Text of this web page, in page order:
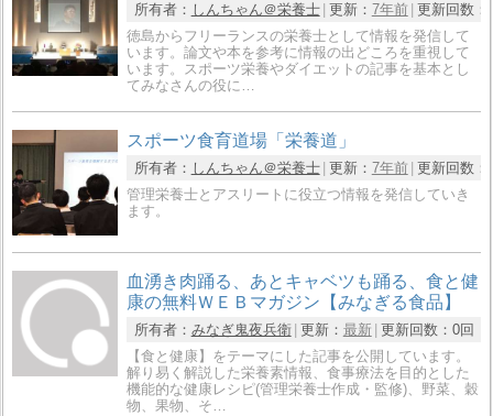
所有者： しんちゃん＠栄養士 更新： 7年前 更新回数：
徳島からフリーランスの栄養士として情報を発信して
います。論文や本を参考に情報の出どころを重視して
います。スポーツ栄養やダイエットの記事を基本とし
てみなさんの役に…
スポーツ食育道場「栄養道」
所有者： しんちゃん＠栄養士 更新： 7年前 更新回数：
管理栄養士とアスリートに役立つ情報を発信していき
ます。
血湧き肉踊る、あとキャベツも踊る、食と健
康の無料ＷＥＢマガジン【みなぎる食品】
所有者： みなぎ鬼夜兵衛 更新： 最新 更新回数： 0回
【食と健康】をテーマにした記事を公開しています。
解り易く解説した栄養素情報、食事療法を目的とした
機能的な健康レシピ(管理栄養士作成・監修)、野菜、穀
物、果物、そ…